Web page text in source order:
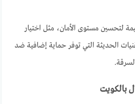
لتحسين مستوى الأمان، مثل اختيار
الحديثة التي توفر حماية إضافية ضد
بالكويت